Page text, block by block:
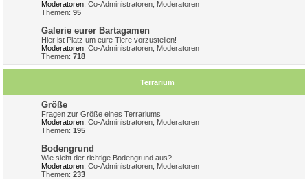
Moderatoren: Co-Administratoren Moderatoren
Themen: 95
Galerie eurer Bartagamen
Hier ist Platz um eure Tiere vorzustellen!
Moderatoren: Co-Administratoren Moderatoren
Themen: 718
Terrarium
Größe
Fragen zur Größe eines Terrariums
Moderatoren: Co-Administratoren Moderatoren
Themen: 195
Bodengrund
Wie sieht der richtige Bodengrund aus?
Moderatoren: Co-Administratoren Moderatoren
Themen: 233